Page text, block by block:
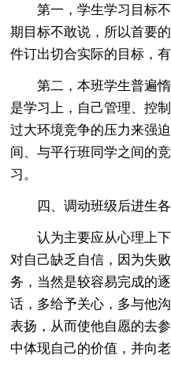
第一，学生学习目标
期目标不敢说，所以首要
件订出切合实际的目标，
第二，本班学生普遍
是学习上，自己管理、控
过大环境竞争的压力来强
间、与平行班同学之间的
习。
四、调动班级后进生
认为主要应从心理上
对自己缺乏自信，因为失
务，当然是较容易完成的
话，多给予关心，多与他
表扬，从而使他自愿的去
中体现自己的价值，并向